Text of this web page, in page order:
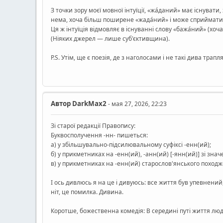
З точки зору моєї мовної інтуїції, «жа́даний» має
нема, хоча більш поширене «жада́ний» і може
Ця ж інтуїція відмовляє в існуванні слову «бажа́ний»
(Ніяких джерел — лише суб'єктивщина).
Р.Ѕ. Утім, ще є поезія, де з наголосами і не такі дива
Автор DarkMax2- мая 27, 2026, 22:23
Зі старої редакції Правопису:
Буквосполучення -нн- пишеться:
а) у збільшувально-підсилювальному суфіксі -енн(ий);
б) у прикметниках на -енн(ий), -анн(ий) [-янн(ий)] зі
в) у прикметниках на -енн(ий) старослов'янського
І ось дивлюсь я на це і дивуюсь: все життя був
ніт, це помилка. Дивина.
Коротше, божественна комедія: В середині путі життя